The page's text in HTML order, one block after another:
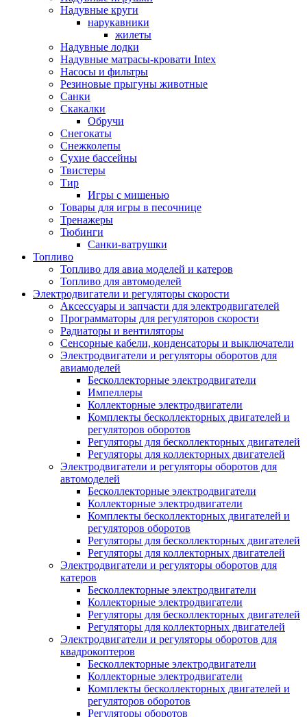
Надувные круги
нарукавники
жилеты
Надувные лодки
Надувные матрасы-кровати Intex
Насосы и фильтры
Резиновые прыгуны животные
Санки
Скакалки
Обручи
Снегокаты
Снежколепы
Сухие бассейны
Твистеры
Тир
Игры с мишенью
Товары для игры в песочнице
Тренажеры
Тюбинги
Санки-ватрушки
Топливо
Топливо для авиа моделей и катеров
Топливо для автомоделей
Электродвигатели и регуляторы скорости
Аксессуары и запчасти для электродвигателей
Программаторы для регуляторов скорости
Радиаторы и вентиляторы
Сенсорные кабели, конденсаторы и выключатели
Электродвигатели и регуляторы оборотов для
авиамоделей
Бесколлекторные электродвигатели
Импеллеры
Коллекторные электродвигатели
Комплекты бесколлекторных двигателей и
регуляторов оборотов
Регуляторы для бесколлекторных двигателей
Регуляторы для коллекторных двигателей
Электродвигатели и регуляторы оборотов для
автомоделей
Бесколлекторные электродвигатели
Коллекторные электродвигатели
Комплекты бесколлекторных двигателей и
регуляторов оборотов
Регуляторы для бесколлекторных двигателей
Регуляторы для коллекторных двигателей
Электродвигатели и регуляторы оборотов для
катеров
Бесколлекторные электродвигатели
Коллекторные электродвигатели
Регуляторы для бесколлекторных двигателей
Регуляторы для коллекторных двигателей
Электродвигатели и регуляторы оборотов для
квадрокоптеров
Бесколлекторные электродвигатели
Коллекторные электродвигатели
Комплекты бесколлекторных двигателей и
регуляторов оборотов
Регуляторы оборотов